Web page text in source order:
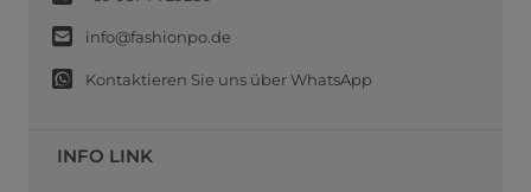
info@fashionpo.de
Kontaktieren Sie uns über WhatsApp
INFO LINK